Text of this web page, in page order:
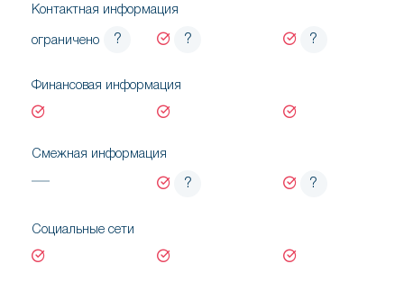
Контактная информация
ограничено ? ? ?
Финансовая информация
Смежная информация
? ?
Социальные сети